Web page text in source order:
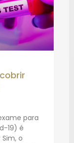
para
19) é
o